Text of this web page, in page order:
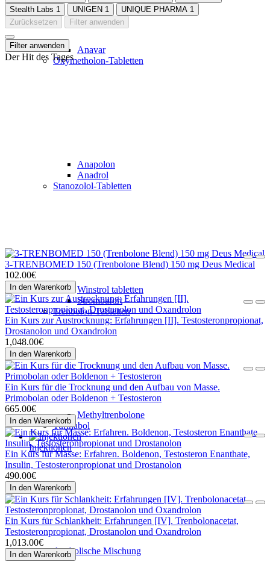
Anavar
Oxymetholon-Tabletten
Anapolon
Anadrol
Stanozolol-Tabletten
Winstrol tabletten
Strombafort
Trenbolon-Tabletten
Methyltrenbolone
Turinabol
Injektionen
Anabolische Mischung
Stealth Labs 1 UNIGEN 1 UNIQUE PHARMA 1
Zurücksetzen
Filter anwenden
Filter anwenden
Der Hit des Tages
3-TRENBOMED 150 (Trenbolone Blend) 150 mg Deus Medical
102.00€
In den Warenkorb
Ein Kurs zur Austrocknung: Erfahrungen [II]. Testosteronpropionat,
Drostanolon und Oxandrolon
1,048.00€
In den Warenkorb
Ein Kurs für die Trocknung und den Aufbau von Masse.
Primobolan oder Boldenon + Testosteron
665.00€
In den Warenkorb
Ein Kurs für Masse: Erfahren. Boldenon, Testosteron Enanthate,
Insulin, Testosteronpropionat und Drostanolon
490.00€
In den Warenkorb
Ein Kurs für Schlankheit: Erfahrungen [IV]. Trenbolonacetat,
Testosteronpropionat, Drostanolon und Oxandrolon
1,013.00€
In den Warenkorb